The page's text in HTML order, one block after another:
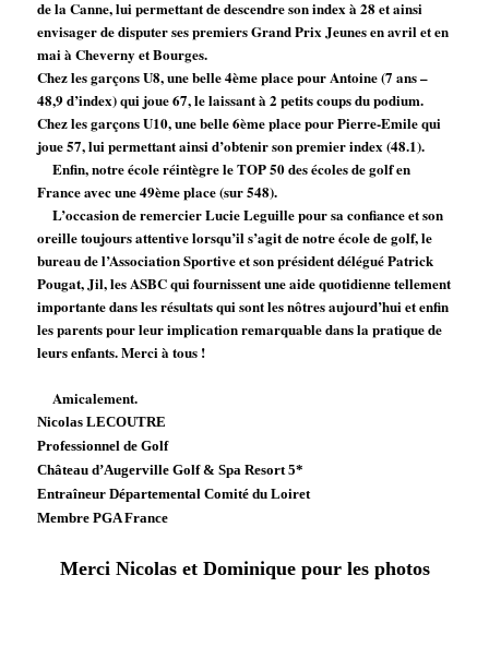
de la Canne, lui permettant de descendre son index à 28 et ainsi
envisager de disputer ses premiers Grand Prix Jeunes en avril et en
mai à Cheverny et Bourges.
Chez les garçons U8, une belle 4ème place pour Antoine (7 ans –
48,9 d’index) qui joue 67, le laissant à 2 petits coups du podium.
Chez les garçons U10, une belle 6ème place pour Pierre-Emile qui
joue 57, lui permettant ainsi d’obtenir son premier index (48.1).
Enfin, notre école réintègre le TOP 50 des écoles de golf en
France avec une 49ème place (sur 548).
L’occasion de remercier Lucie Leguille pour sa confiance et son
oreille toujours attentive lorsqu’il s’agit de notre école de golf, le
bureau de l’Association Sportive et son président délégué Patrick
Pougat, Jil, les ASBC qui fournissent une aide quotidienne tellement
importante dans les résultats qui sont les nôtres aujourd’hui et enfin
les parents pour leur implication remarquable dans la pratique de
leurs enfants. Merci à tous !
Amicalement.
Nicolas LECOUTRE
Professionnel de Golf
Château d’Augerville Golf & Spa Resort 5*
Entraîneur Départemental Comité du Loiret
Membre PGA France
Merci Nicolas et Dominique pour les photos